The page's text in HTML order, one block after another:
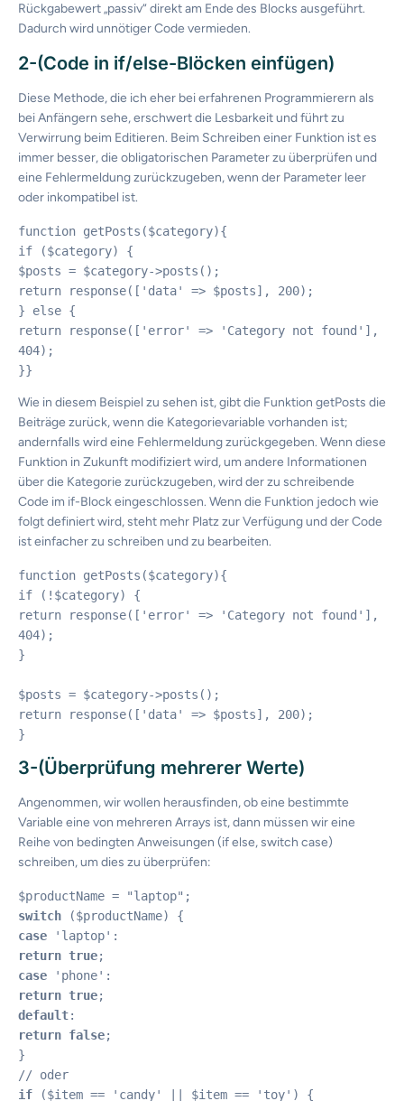
Rückgabewert „passiv“ direkt am Ende des Blocks ausgeführt.
Dadurch wird unnötiger Code vermieden.
2-(Code in if/else-Blöcken einfügen)
Diese Methode, die ich eher bei erfahrenen Programmierern als
bei Anfängern sehe, erschwert die Lesbarkeit und führt zu
Verwirrung beim Editieren. Beim Schreiben einer Funktion ist es
immer besser, die obligatorischen Parameter zu überprüfen und
eine Fehlermeldung zurückzugeben, wenn der Parameter leer
oder inkompatibel ist.
function getPosts($category){
if ($category) {
$posts = $category->posts();
return response(['data' => $posts], 200);
} else {
return response(['error' => 'Category not found'],
404);
Wie in diesem Beispiel zu sehen ist, gibt die Funktion getPosts die
Beiträge zurück, wenn die Kategorievariable vorhanden ist;
andernfalls wird eine Fehlermeldung zurückgegeben. Wenn diese
Funktion in Zukunft modifiziert wird, um andere Informationen
über die Kategorie zurückzugeben, wird der zu schreibende
Code im if-Block eingeschlossen. Wenn die Funktion jedoch wie
folgt definiert wird, steht mehr Platz zur Verfügung und der Code
ist einfacher zu schreiben und zu bearbeiten.
function getPosts($category){
if (!$category) {
return response(['error' => 'Category not found'],
404);
}
$posts = $category->posts();
return response(['data' => $posts], 200);
}
3-(Überprüfung mehrerer Werte)
Angenommen, wir wollen herausfinden, ob eine bestimmte
Variable eine von mehreren Arrays ist, dann müssen wir eine
Reihe von bedingten Anweisungen (if else, switch case)
schreiben, um dies zu überprüfen:
switch
case
return true
case
return true
default
return false;
}
if